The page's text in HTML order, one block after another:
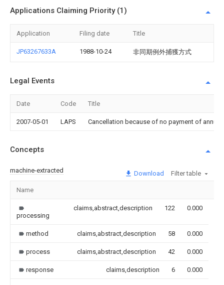
Applications Claiming Priority (1)
Application Filing date Title
JP63267633A 1988-10-24 非同期例外捕獲方式
Legal Events
Date Code Title
2007-05-01 LAPS Cancellation because of no payment of annual
Concepts
machine-extracted Download Filter table
Name
processing
claims,abstract,description 122 0.000
method claims,abstract,description 58 0.000
process claims,abstract,description 42 0.000
response claims,description 6 0.000